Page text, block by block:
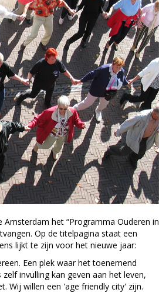
het “Programma Ouderen in
Op de titelpagina staat een
lijkt te zijn voor het nieuwe jaar:
Een plek waar het toenemend
invulling kan geven aan het leven,
Wij willen een 'age friendly city' zijn.